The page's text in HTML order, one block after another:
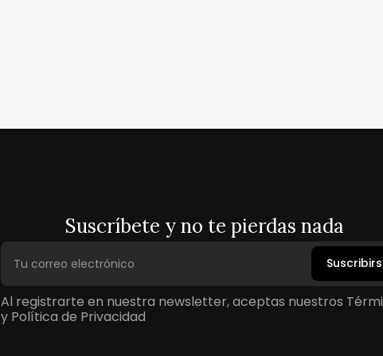
Suscríbete y no te pierdas nada
Al registrarte en nuestra newsletter, aceptas nuestros
y Política de Privacidad